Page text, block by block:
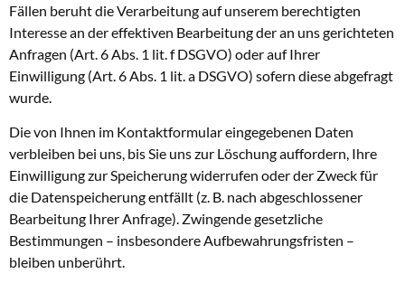
Fällen beruht die Verarbeitung auf unserem berechtigten
Interesse an der effektiven Bearbeitung der an uns gerichteten
Anfragen (Art. 6 Abs. 1 lit. f DSGVO) oder auf Ihrer
Einwilligung (Art. 6 Abs. 1 lit. a DSGVO) sofern diese abgefragt
wurde.
Die von Ihnen im Kontaktformular eingegebenen Daten
verbleiben bei uns, bis Sie uns zur Löschung auffordern, Ihre
Einwilligung zur Speicherung widerrufen oder der Zweck für
die Datenspeicherung entfällt (z. B. nach abgeschlossener
Bearbeitung Ihrer Anfrage). Zwingende gesetzliche
Bestimmungen – insbesondere Aufbewahrungsfristen –
bleiben unberührt.